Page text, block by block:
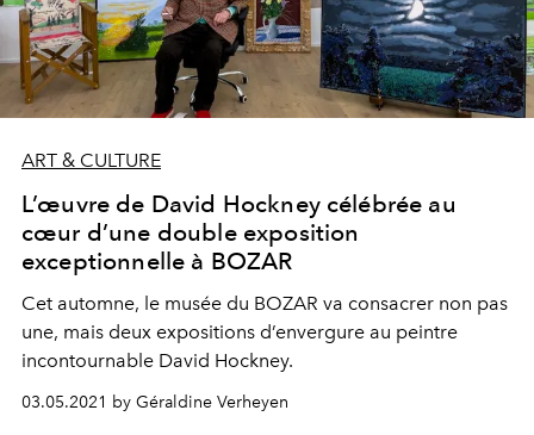
ART & CULTURE
L’œuvre de David Hockney célébrée au
cœur d’une double exposition
exceptionnelle à BOZAR
Cet automne, le musée du BOZAR va consacrer non pas
une, mais deux expositions d’envergure au peintre
incontournable David Hockney.
03.05.2021 by Géraldine Verheyen